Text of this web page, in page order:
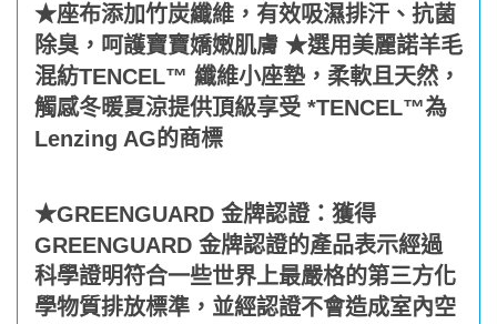
★座布添加竹炭纖維，有效吸濕排汗、抗菌
除臭，呵護寶寶嬌嫩肌膚 ★選用美麗諾羊毛
混紡TENCEL™ 纖維小座墊，柔軟且天然，
觸感冬暖夏涼提供頂級享受 *TENCEL™為
Lenzing AG的商標
★GREENGUARD 金牌認證：獲得
GREENGUARD 金牌認證的產品表示經過
科學證明符合一些世界上最嚴格的第三方化
學物質排放標準，並經認證不會造成室內空